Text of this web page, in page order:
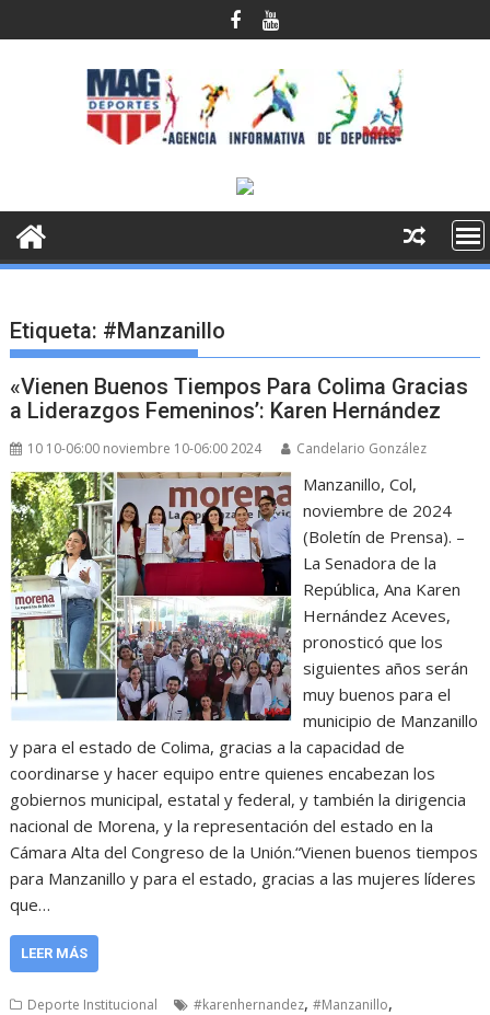
al
Etiqueta: #Manzanillo
«Vienen Buenos Tiempos Para Colima Gracias
a Liderazgos Femeninos’: Karen Hernández
10 10-06:00 noviembre 10-06:00 2024 Candelario González
Manzanillo, Col,
noviembre de 2024
(Boletín de Prensa). –
La Senadora de la
República, Ana Karen
Hernández Aceves,
pronosticó que los
siguientes años serán
muy buenos para el
municipio de Manzanillo
y para el estado de Colima, gracias a la capacidad de
coordinarse y hacer equipo entre quienes encabezan los
gobiernos municipal, estatal y federal, y también la dirigencia
nacional de Morena, y la representación del estado en la
Cámara Alta del Congreso de la Unión.“Vienen buenos tiempos
para Manzanillo y para el estado, gracias a las mujeres líderes
que…
LEER MÁS
Deporte Institucional #karenhernandez,#Manzanillo,